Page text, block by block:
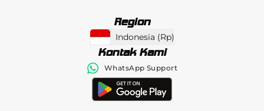
Region
Indonesia (Rp)
Kontak Kami
WhatsApp Support